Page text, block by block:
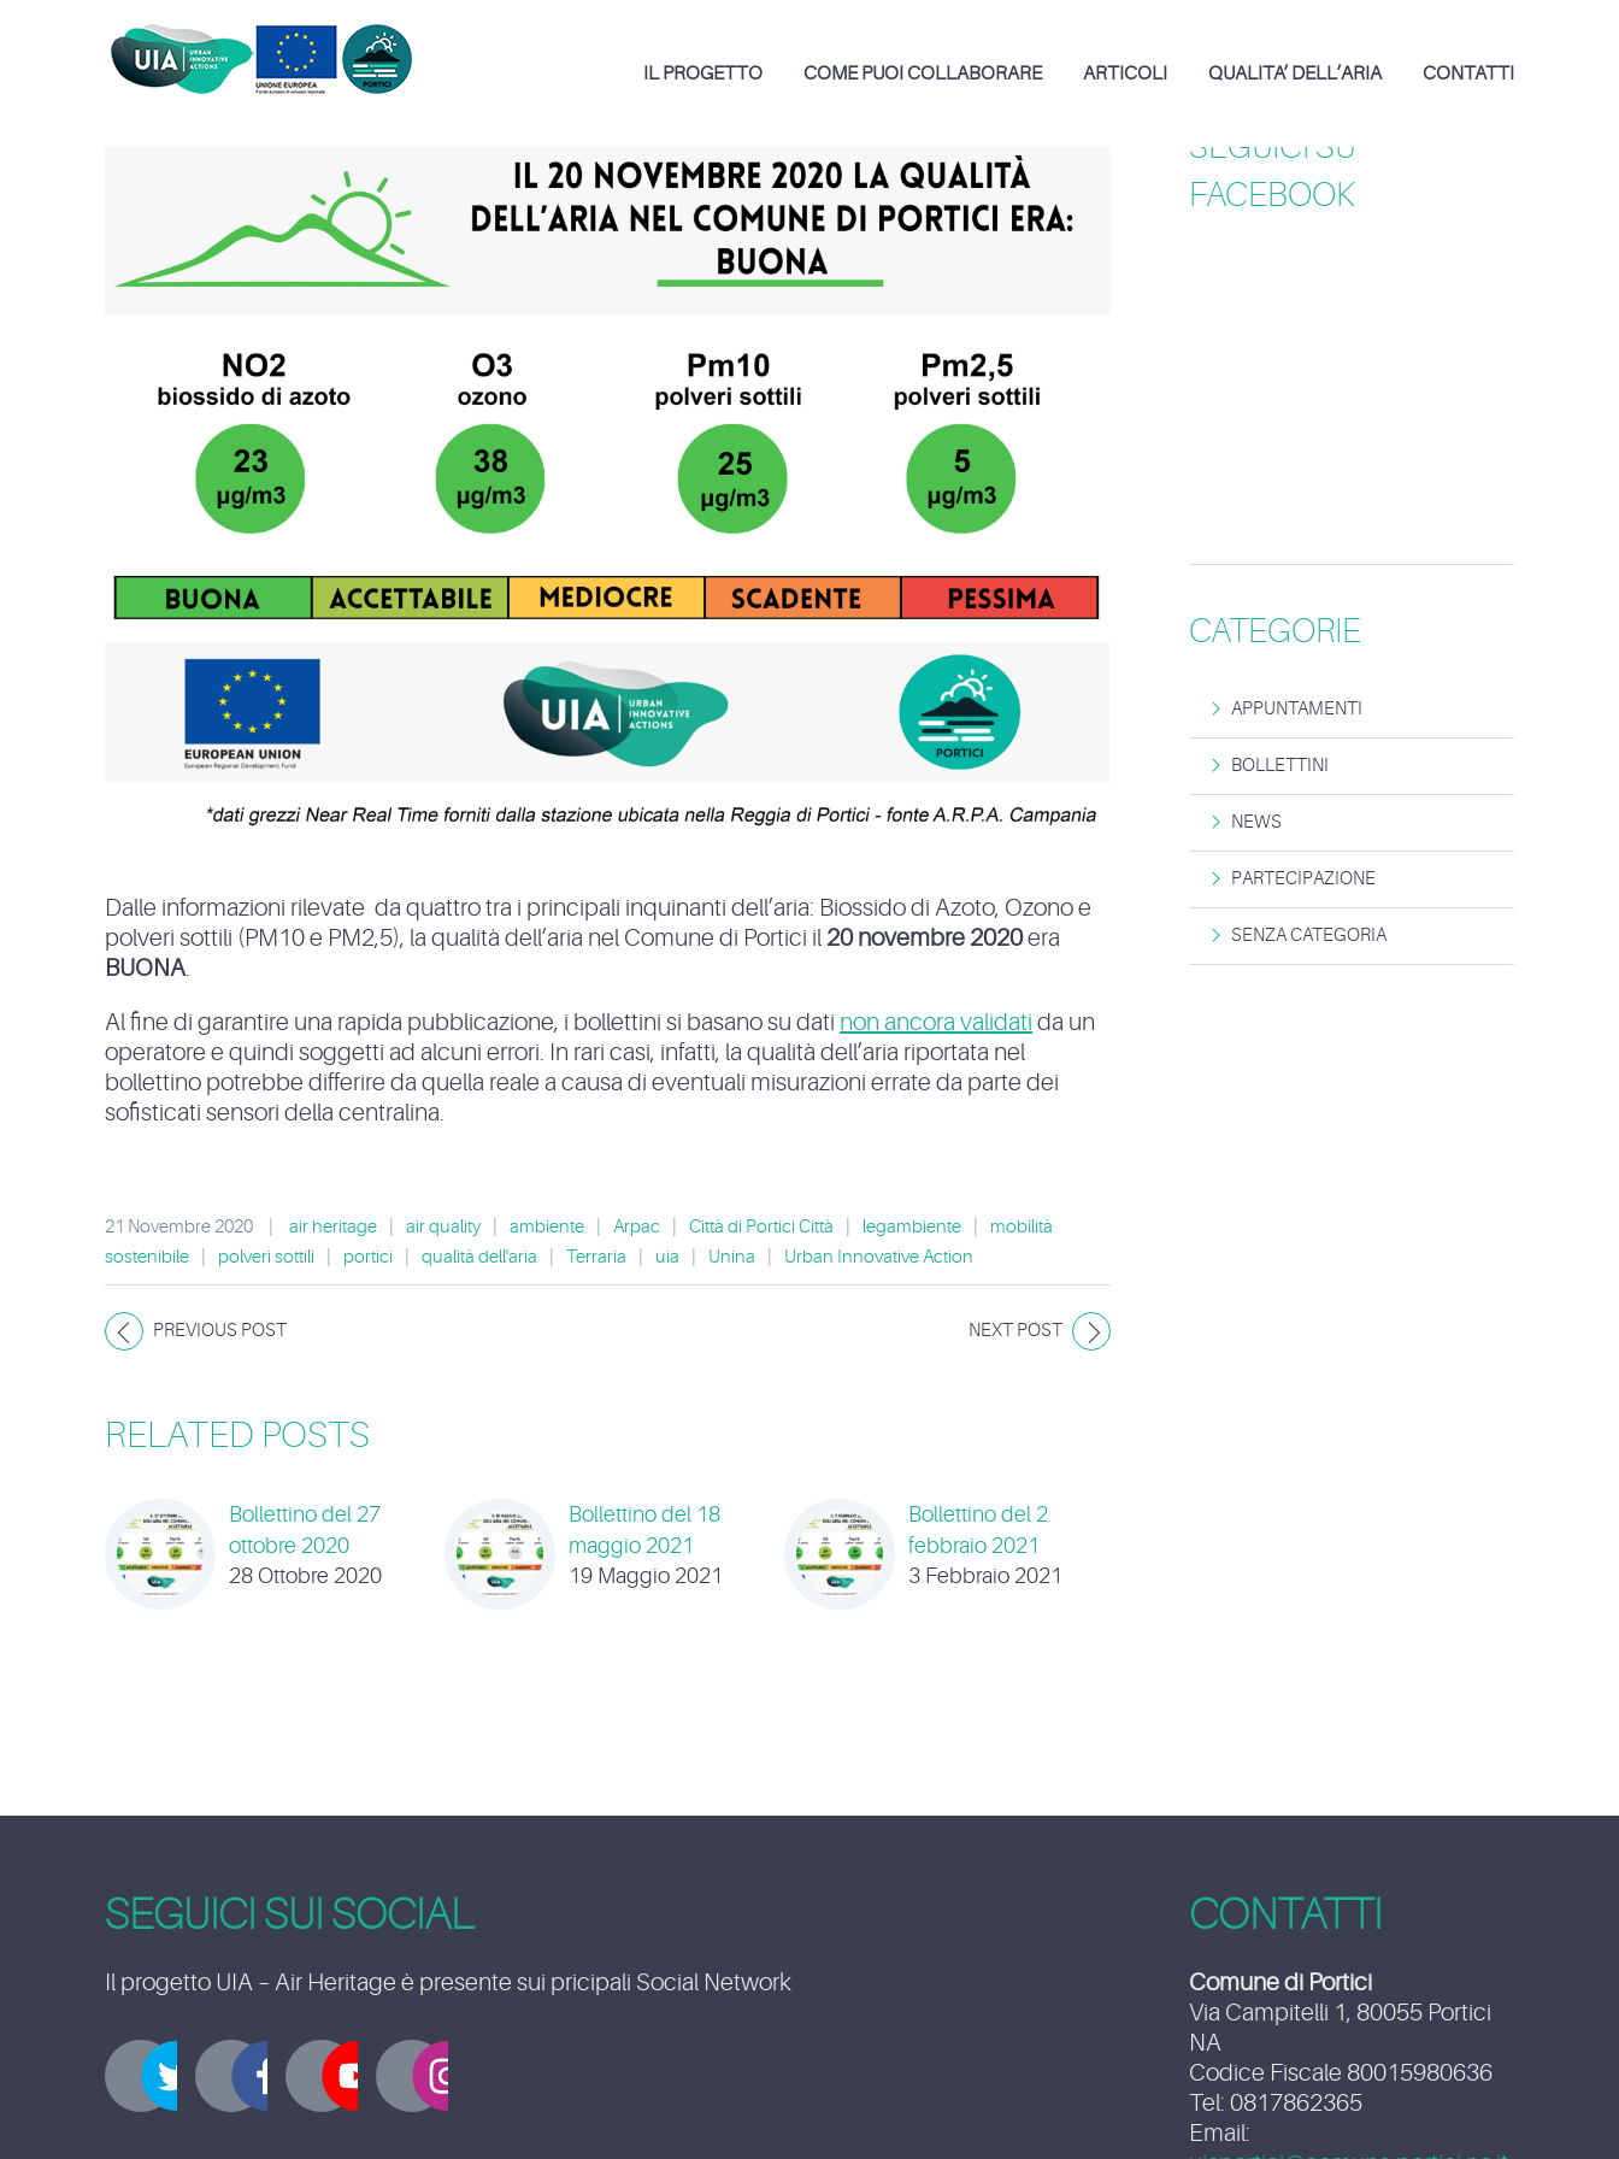
IL PROGETTO COME PUOI COLLABORARE ARTICOLI QUALITA’ DELL’ARIA CONTATTI
Dalle informazioni rilevate da quattro tra i principali inquinanti dell’aria: Biossido di Azoto, Ozono e
polveri sottili (PM10 e PM2,5), la qualità dell’aria nel Comune di Portici il 20 novembre 2020era
BUONA.
Al fine di garantire una rapida pubblicazione, i bollettini si basano su dati non ancora validati da un
operatore e quindi soggetti ad alcuni errori. In rari casi, infatti, la qualità dell’aria riportata nel
bollettino potrebbe differire da quella reale a causa di eventuali misurazioni errate da parte dei
sofisticati sensori della centralina.
21 Novembre 2020 air heritage air quality ambiente Arpac Città di Portici Città legambiente
mobilità
sostenibile
polveri sottili portici qualità dell'aria Terraria uia Unina Urban Innovative Action
PREVIOUS POST NEXT POST
RELATED POSTS
Bollettino del 27
ottobre 2020
28 Ottobre 2020
Bollettino del 18
maggio 2021
19 Maggio 2021
Bollettino del 2
febbraio 2021
3 Febbraio 2021
SEGUICI SU
FACEBOOK
CATEGORIE
APPUNTAMENTI
BOLLETTINI
NEWS
PARTECIPAZIONE
SENZA CATEGORIA
SEGUICI SUI SOCIAL
Il progetto UIA – Air Heritage è presente sui pricipali Social Network
CONTATTI
Comune di Portici
Via Campitelli 1, 80055 Portici
NA
Codice Fiscale 80015980636
Tel: 0817862365
Email: